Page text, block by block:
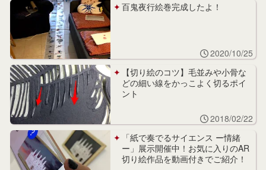
百鬼夜行絵巻完成したよ！
2020/10/25
【切り絵のコツ】毛並みや小骨な
どの細い線をかっこよく切るポイ
ント
2018/02/22
「紙で奏でるサイエンス ー情緒
ー」展示開催中！お気に入りのAR
切り絵作品を動画付きでご紹介！